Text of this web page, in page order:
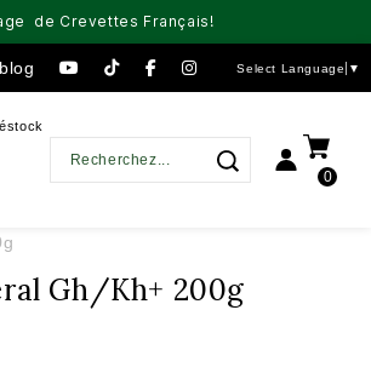
de Crevettes Français!
Select Language ▼
0
Gh/Kh+ 200g